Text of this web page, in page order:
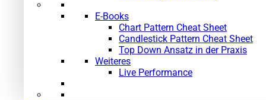
E-Books
Chart Pattern Cheat Sheet
Candlestick Pattern Cheat Sheet
Top Down Ansatz in der Praxis
Weiteres
Live Performance